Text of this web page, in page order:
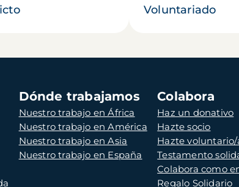
Voluntariado
Dónde trabajamos
Nuestro trabajo en África
Nuestro trabajo en América
Nuestro trabajo en Asia
Nuestro trabajo en España
Colabora
Haz un donativo
Hazte socio
Hazte voluntario/
Testamento
Colabora como
Regalo Solidario